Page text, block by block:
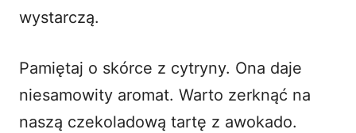
wystarczą.
Pamiętaj o skórce z cytryny. Ona daje
niesamowity aromat. Warto zerknąć na
naszą czekoladową tartę z awokado.